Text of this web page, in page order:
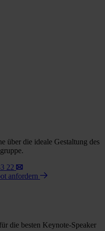
über die ideale Gestaltung des
22
anfordern
die besten Keynote-Speaker